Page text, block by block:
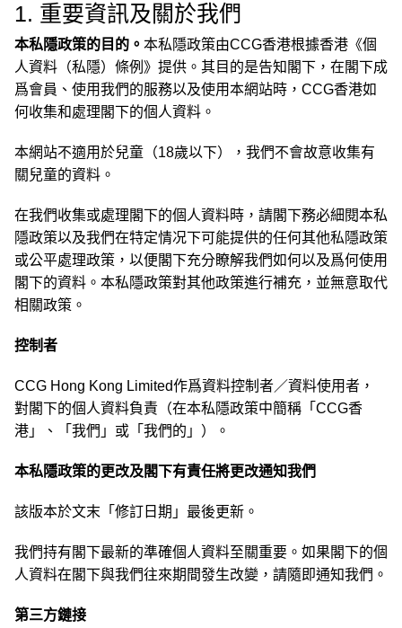
1. 重要資訊及關於我們
本私隱政策的目的。 本私隱政策由CCG香港根據香港《個
人資料（私隱）條例》提供。其目的是告知閣下，在閣下成
爲會員、使用我們的服務以及使用本網站時，CCG香港如
何收集和處理閣下的個人資料。
本網站不適用於兒童（18歲以下），我們不會故意收集有
關兒童的資料。
在我們收集或處理閣下的個人資料時，請閣下務必細閱本私
隱政策以及我們在特定情况下可能提供的任何其他私隱政策
或公平處理政策，以便閣下充分瞭解我們如何以及爲何使用
閣下的資料。本私隱政策對其他政策進行補充，並無意取代
相關政策。
控制者
CCG Hong Kong Limited作爲資料控制者／資料使用者，
對閣下的個人資料負責（在本私隱政策中簡稱「CCG香
港」、「我們」或「我們的」）。
本私隱政策的更改及閣下有責任將更改通知我們
該版本於文末「修訂日期」最後更新。
我們持有閣下最新的準確個人資料至關重要。如果閣下的個
人資料在閣下與我們往來期間發生改變，請隨即通知我們。
第三方鏈接